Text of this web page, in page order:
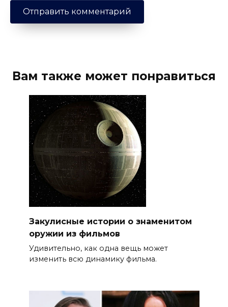
Вам также может понравиться
Закулисные истории о знаменитом
оружии из фильмов
Удивительно, как одна вещь может
изменить всю динамику фильма.